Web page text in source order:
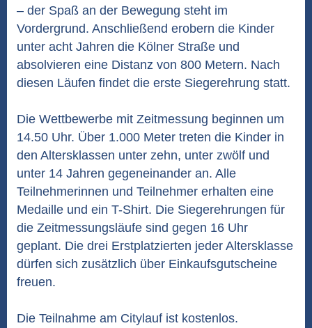
– der Spaß an der Bewegung steht im
Vordergrund. Anschließend erobern die Kinder
unter acht Jahren die Kölner Straße und
absolvieren eine Distanz von 800 Metern. Nach
diesen Läufen findet die erste Siegerehrung statt.
Die Wettbewerbe mit Zeitmessung beginnen um
14.50 Uhr. Über 1.000 Meter treten die Kinder in
den Altersklassen unter zehn, unter zwölf und
unter 14 Jahren gegeneinander an. Alle
Teilnehmerinnen und Teilnehmer erhalten eine
Medaille und ein T-Shirt. Die Siegerehrungen für
die Zeitmessungsläufe sind gegen 16 Uhr
geplant. Die drei Erstplatzierten jeder Altersklasse
dürfen sich zusätzlich über Einkaufsgutscheine
freuen.
Die Teilnahme am Citylauf ist kostenlos.